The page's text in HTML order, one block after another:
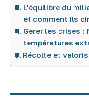
L’équilibre du
et comment ils
Gérer les crises :
températures
Récolte et